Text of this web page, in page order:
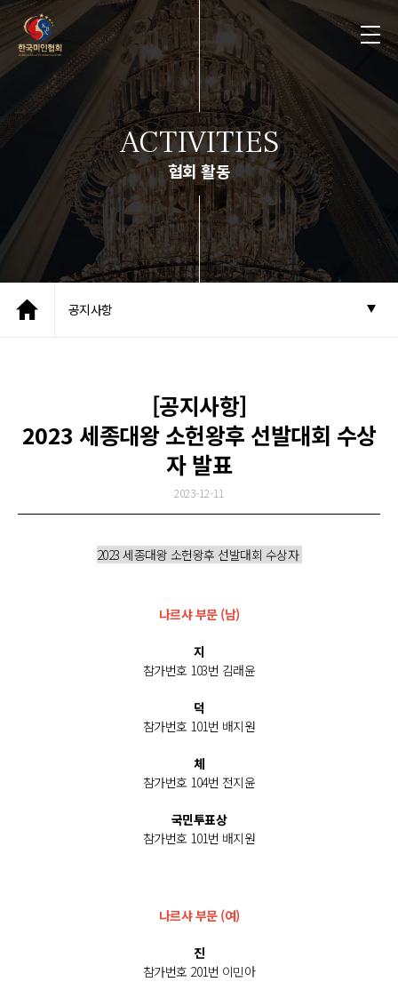
ACTIVITIES
협회 활동
공지사항
[공지사항]
2023 세종대왕 소헌왕후 선발대회 수상
자 발표
2023-12-11
2023 세종대왕 소헌왕후 선발대회 수상자
나르샤 부문 (남)
지
참가번호 103번 김래윤
덕
참가번호 101번 배지원
체
참가번호 104번 전지윤
국민투표상
참가번호 101번 배지원
나르샤 부문 (여)
진
참가번호 201번 이민아